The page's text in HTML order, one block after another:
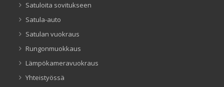
Satuloita sovitukseen
Satula-auto
Satulan vuokraus
Rungonmuokkaus
Lämpökameravuokraus
Yhteistyössä